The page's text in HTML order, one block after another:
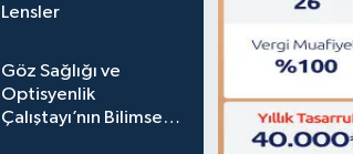
Lensler
Göz Sağlığı ve
Optisyenlik
Çalıştayı’nın Bilimsel